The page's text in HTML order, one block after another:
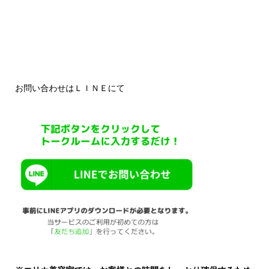
お問い合わせはＬＩＮＥにて